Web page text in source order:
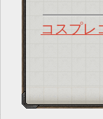
コスプレ